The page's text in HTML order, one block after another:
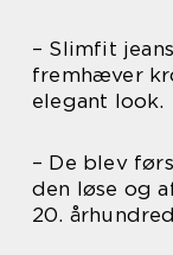
– Slimfit
fremhæver
elegant look.
– De blev
den løse og
20.